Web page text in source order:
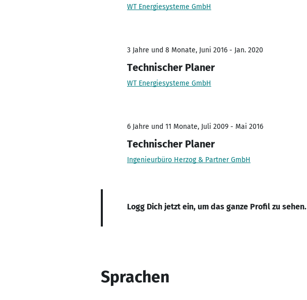
WT Energiesysteme GmbH
3 Jahre und 8 Monate, Juni 2016 - Jan. 2020
Technischer Planer
WT Energiesysteme GmbH
6 Jahre und 11 Monate, Juli 2009 - Mai 2016
Technischer Planer
Ingenieurbüro Herzog & Partner GmbH
Logg Dich jetzt ein, um das ganze Profil zu sehen.
Sprachen